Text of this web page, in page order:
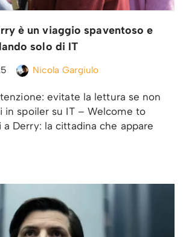
è un viaggio spaventoso e
solo di IT
Nicola Gargiulo
evitate la lettura se non
in spoiler su IT – Welcome to
a Derry: la cittadina che appare